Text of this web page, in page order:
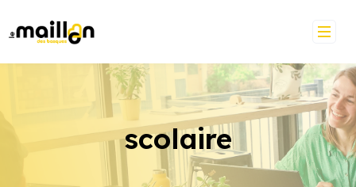
scolaire